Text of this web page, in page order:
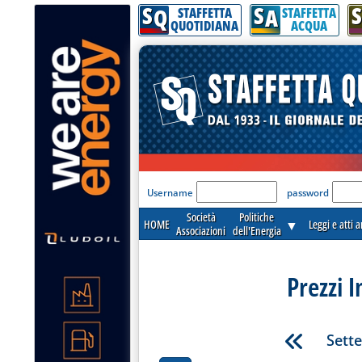
SQ STAFFETTA
QUOTIDIANA SA STAFFETTA
ACQUA S
'Modulo Login per
Username password
HOME
Società
Associazioni
Politiche
dell'Energia ▼ Leggi e atti
Prezzi